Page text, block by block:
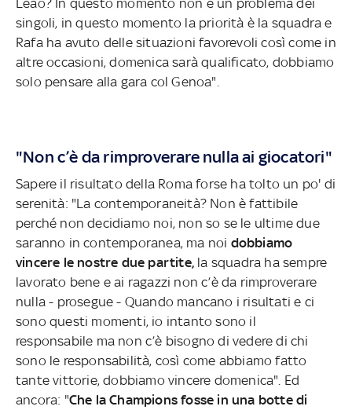
singoli, in questo momento la priorità è la squadra e
Rafa ha avuto delle situazioni favorevoli così come in
altre occasioni, domenica sarà qualificato, dobbiamo
solo pensare alla gara col Genoa".
"Non c’è da rimproverare nulla ai giocatori"
Sapere il risultato della Roma forse ha tolto un po' di
serenità: "La contemporaneità? Non è fattibile
perché non decidiamo noi, non so se le ultime due
saranno in contemporanea, ma noi dobbiamo
vincere le nostre due partite, la squadra ha sempre
lavorato bene e ai ragazzi non c’è da rimproverare
nulla - prosegue - Quando mancano i risultati e ci
sono questi momenti, io intanto sono il
responsabile ma non c’è bisogno di vedere di chi
sono le responsabilità, così come abbiamo fatto
tante vittorie, dobbiamo vincere domenica". Ed
ancora: "Che la Champions fosse in una botte di